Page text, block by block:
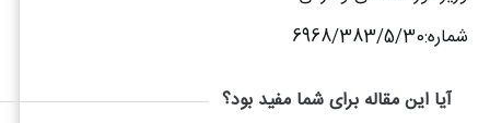
شماره:6968/383/5/30
آیا این مقاله برای شما مفید بود؟